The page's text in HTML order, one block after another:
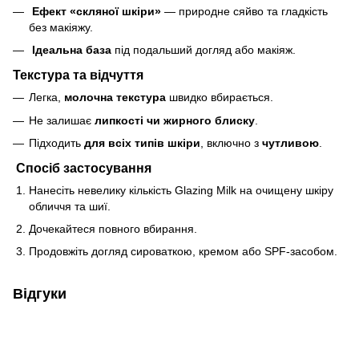
Ефект «скляної шкіри» — природне сяйво та гладкість
без макіяжу.
Ідеальна база під подальший догляд або макіяж.
Текстура та відчуття
Легка, молочна текстура швидко вбирається.
Не залишає липкості чи жирного блиску
Підходить для всіх типів шкіри , включно з чутливою
Спосіб застосування
Нанесіть невелику кількість Glazing Milk на очищену шкіру
обличчя та шиї.
Дочекайтеся повного вбирання.
Продовжіть догляд сироваткою, кремом або SPF-засобом.
Відгуки